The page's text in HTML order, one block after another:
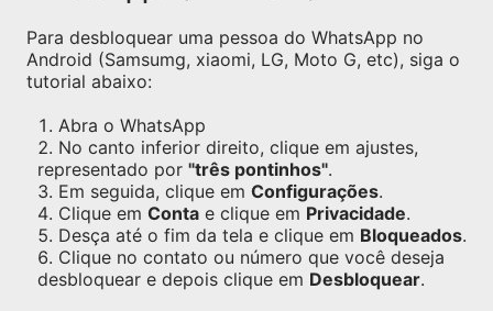
Para desbloquear uma pessoa do WhatsApp no
Android (Samsumg, xiaomi, LG, Moto G, etc), siga o
tutorial abaixo:
Abra o WhatsApp
No canto inferior direito, clique em ajustes,
representado por "três pontinhos".
Em seguida, clique em Configurações.
Clique em Conta e clique em Privacidade.
Desça até o fim da tela e clique em Bloqueados.
Clique no contato ou número que você deseja
desbloquear e depois clique em Desbloquear.